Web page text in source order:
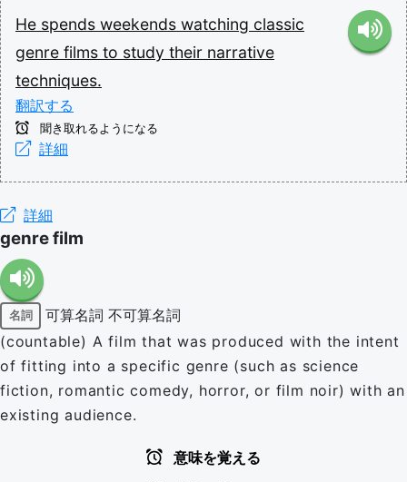
He spends weekends watching classic
genre films to study their narrative
techniques.
翻訳する
聞き取れるようになる
詳細
詳細
genre film
名詞 可算名詞 不可算名詞
(countable) A film that was produced with the intent
of fitting into a specific genre (such as science
fiction, romantic comedy, horror, or film noir) with an
existing audience.
意味を覚える